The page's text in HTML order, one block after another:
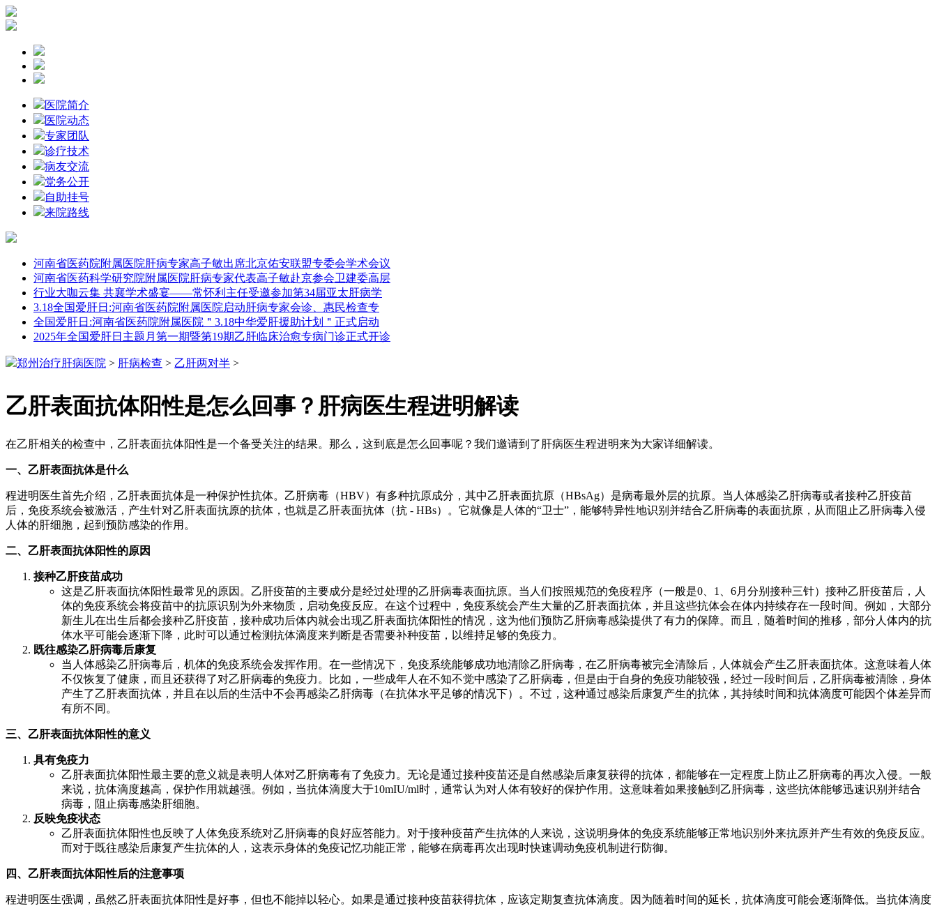
医院简介
医院动态
专家团队
诊疗技术
病友交流
党务公开
自助挂号
来院路线
河南省医药院附属医院肝病专家高子敏出席北京佑安联盟专委会学术会议
河南省医药科学研究院附属医院肝病专家代表高子敏赴京参会卫建委高层
行业大咖云集 共襄学术盛宴——常怀利主任受邀参加第34届亚太肝病学
3.18全国爱肝日:河南省医药院附属医院启动肝病专家会诊、惠民检查专
全国爱肝日:河南省医药院附属医院＂3.18中华爱肝援助计划＂正式启动
2025年全国爱肝日主题月第一期暨第19期乙肝临床治愈专病门诊正式开诊
郑州治疗肝病医院 > 肝病检查 > 乙肝两对半 >
乙肝表面抗体阳性是怎么回事？肝病医生程进明解读
在乙肝相关的检查中，乙肝表面抗体阳性是一个备受关注的结果。那么，这到底是怎么回事呢？我们邀请到了肝病医生程进明来为大家详细解读。
一、乙肝表面抗体是什么
程进明医生首先介绍，乙肝表面抗体是一种保护性抗体。乙肝病毒（HBV）有多种抗原成分，其中乙肝表面抗原（HBsAg）是病毒最外层的抗原。当人体感染乙肝病毒或者接种乙肝疫苗
后，免疫系统会被激活，产生针对乙肝表面抗原的抗体，也就是乙肝表面抗体（抗 - HBs）。它就像是人体的“卫士”，能够特异性地识别并结合乙肝病毒的表面抗原，从而阻止乙肝病毒入侵
人体的肝细胞，起到预防感染的作用。
二、乙肝表面抗体阳性的原因
接种乙肝疫苗成功
这是乙肝表面抗体阳性最常见的原因。乙肝疫苗的主要成分是经过处理的乙肝病毒表面抗原。当人们按照规范的免疫程序（一般是0、1、6月分别接种三针）接种乙肝疫苗后，人
体的免疫系统会将疫苗中的抗原识别为外来物质，启动免疫反应。在这个过程中，免疫系统会产生大量的乙肝表面抗体，并且这些抗体会在体内持续存在一段时间。例如，大部分
新生儿在出生后都会接种乙肝疫苗，接种成功后体内就会出现乙肝表面抗体阳性的情况，这为他们预防乙肝病毒感染提供了有力的保障。而且，随着时间的推移，部分人体内的抗
体水平可能会逐渐下降，此时可以通过检测抗体滴度来判断是否需要补种疫苗，以维持足够的免疫力。
既往感染乙肝病毒后康复
当人体感染乙肝病毒后，机体的免疫系统会发挥作用。在一些情况下，免疫系统能够成功地清除乙肝病毒，在乙肝病毒被完全清除后，人体就会产生乙肝表面抗体。这意味着人体
不仅恢复了健康，而且还获得了对乙肝病毒的免疫力。比如，一些成年人在不知不觉中感染了乙肝病毒，但是由于自身的免疫功能较强，经过一段时间后，乙肝病毒被清除，身体
产生了乙肝表面抗体，并且在以后的生活中不会再感染乙肝病毒（在抗体水平足够的情况下）。不过，这种通过感染后康复产生的抗体，其持续时间和抗体滴度可能因个体差异而
有所不同。
三、乙肝表面抗体阳性的意义
具有免疫力
乙肝表面抗体阳性最主要的意义就是表明人体对乙肝病毒有了免疫力。无论是通过接种疫苗还是自然感染后康复获得的抗体，都能够在一定程度上防止乙肝病毒的再次入侵。一般
来说，抗体滴度越高，保护作用就越强。例如，当抗体滴度大于10mIU/ml时，通常认为对人体有较好的保护作用。这意味着如果接触到乙肝病毒，这些抗体能够迅速识别并结合
病毒，阻止病毒感染肝细胞。
反映免疫状态
乙肝表面抗体阳性也反映了人体免疫系统对乙肝病毒的良好应答能力。对于接种疫苗产生抗体的人来说，这说明身体的免疫系统能够正常地识别外来抗原并产生有效的免疫反应。
而对于既往感染后康复产生抗体的人，这表示身体的免疫记忆功能正常，能够在病毒再次出现时快速调动免疫机制进行防御。
四、乙肝表面抗体阳性后的注意事项
程进明医生强调，虽然乙肝表面抗体阳性是好事，但也不能掉以轻心。如果是通过接种疫苗获得抗体，应该定期复查抗体滴度。因为随着时间的延长，抗体滴度可能会逐渐降低。当抗体滴度